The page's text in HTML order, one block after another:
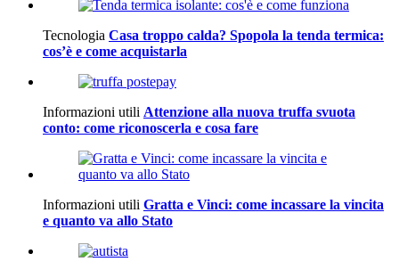
Tecnologia Casa troppo calda? Spopola la tenda termica:
cos’è e come acquistarla
Informazioni utili Attenzione alla nuova truffa svuota
conto: come riconoscerla e cosa fare
Informazioni utili Gratta e Vinci: come incassare la vincita
e quanto va allo Stato